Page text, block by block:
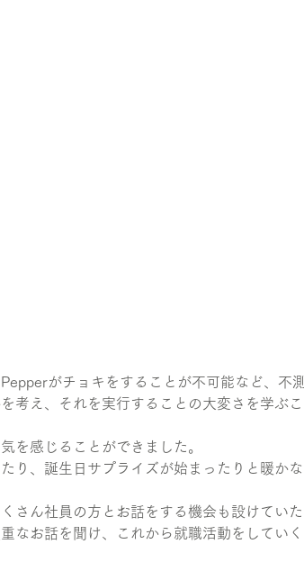
がチョキをすることが不可能など、不測
考え、それを実行することの大変さを学ぶこ
を感じることができました。
り、誕生日サプライズが始まったりと暖かな
さん社員の方とお話をする機会も設けていた
なお話を聞け、これから就職活動をしていく